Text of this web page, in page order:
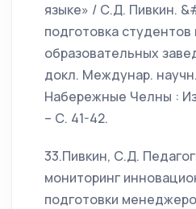
языке» / С.Д. Пивкин.
подготовка студентов
образовательных
докл. Междунар.
Набережные Челны :
– С. 41-42.
33.Пивкин, С.Д.
мониторинг
подготовки